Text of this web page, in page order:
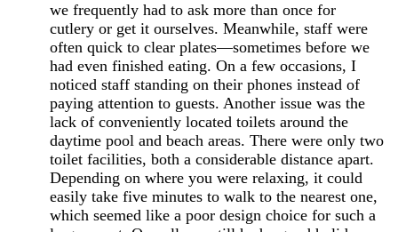
we frequently had to ask more than once for
cutlery or get it ourselves. Meanwhile, staff were
often quick to clear plates—sometimes before we
had even finished eating. On a few occasions, I
noticed staff standing on their phones instead of
paying attention to guests. Another issue was the
lack of conveniently located toilets around the
daytime pool and beach areas. There were only two
toilet facilities, both a considerable distance apart.
Depending on where you were relaxing, it could
easily take five minutes to walk to the nearest one,
which seemed like a poor design choice for such a